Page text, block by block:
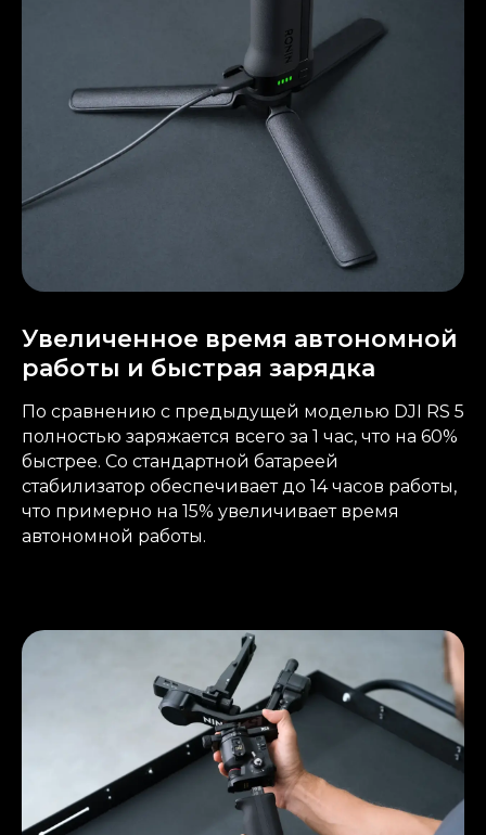
Увеличенное время автономной
работы и быстрая зарядка
По сравнению с предыдущей моделью DJI RS 5
полностью заряжается всего за 1 час, что на 60%
быстрее. Со стандартной батареей
стабилизатор обеспечивает до 14 часов работы,
что примерно на 15% увеличивает время
автономной работы.